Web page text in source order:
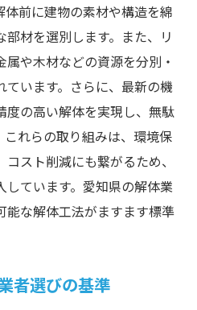
体前に建物の素材や構造を綿
材を選別します。また、リ
や木材などの資源を分別・
います。さらに、最新の機
度の高い解体を実現し、無駄
これらの取り組みは、環境保
スト削減にも繋がるため、
しています。愛知県の解体業
能な解体工法がますます標準
者選びの基準